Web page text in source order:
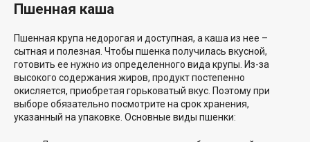
Пшенная каша
Пшенная крупа недорогая и доступная, а каша из нее –
сытная и полезная. Чтобы пшенка получилась вкусной,
готовить ее нужно из определенного вида крупы. Из-за
высокого содержания жиров, продукт постепенно
окисляется, приобретая горьковатый вкус. Поэтому при
выборе обязательно посмотрите на срок хранения,
указанный на упаковке. Основные виды пшенки: